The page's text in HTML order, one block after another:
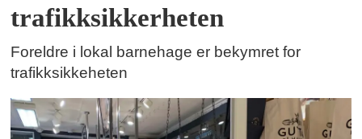
trafikksikkerheten
Foreldre i lokal barnehage er bekymret for
trafikksikkeheten